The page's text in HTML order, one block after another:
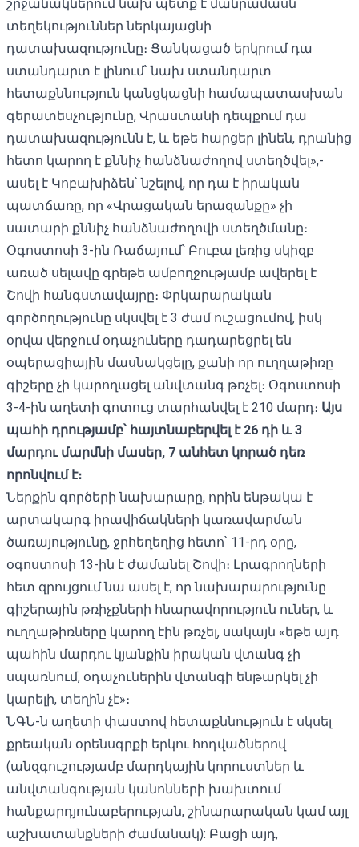
շրջանակներում նախ պետք է մանրամասն
տեղեկություններ ներկայացնի
դատախազությունը։ Ցանկացած երկրում դա
ստանդարտ է լինում՝ նախ ստանդարտ
հետաքննություն կանցկացնի համապատասխան
գերատեսչությունը, Վրաստանի դեպքում դա
դատախազությունն է, և եթե հարցեր լինեն, դրանից
հետո կարող է քննիչ հանձնաժողով ստեղծվել»,-
ասել է Կոբախիձեն՝ նշելով, որ դա է իրական
պատճառը, որ «Վրացական երազանքը» չի
սատարի քննիչ հանձնաժողովի ստեղծմանը։
Օգոստոսի 3-ին Ռաճայում՝ Բուբա լեռից սկիզբ
առած սելավը գրեթե ամբողջությամբ ավերել է
Շովի հանգստավայրը։ Փրկարարական
գործողությունը սկսվել է 3 ժամ ուշացումով, իսկ
օրվա վերջում օդաչուները դադարեցրել են
օպերացիային մասնակցելը, քանի որ ուղղաթիռը
գիշերը չի կարողացել անվտանգ թռչել։ Օգոստոսի
3-4-ին աղետի գոտուց տարհանվել է 210 մարդ։ Այս
պահի դրությամբ՝ հայտնաբերվել է 26 դի և 3
մարդու մարմնի մասեր, 7 անհետ կորած դեռ
որոնվում է։
Ներքին գործերի նախարարը, որին ենթակա է
արտակարգ իրավիճակների կառավարման
ծառայությունը, ջրհեղեղից հետո՝ 11-րդ օրը,
օգոստոսի 13-ին է ժամանել Շովի։ Լրագրողների
հետ զրույցում նա ասել է, որ նախարարությունը
գիշերային թռիչքների հնարավորություն ուներ, և
ուղղաթիռները կարող էին թռչել, սակայն «եթե այդ
պահին մարդու կյանքին իրական վտանգ չի
սպառնում, օդաչուներին վտանգի ենթարկել չի
կարելի, տեղին չէ»։
ՆԳՆ-ն աղետի փաստով հետաքննություն է սկսել
քրեական օրենսգրքի երկու հոդվածներով
(անզգուշությամբ մարդկային կորուստներ և
անվտանգության կանոնների խախտում
հանքարդյունաբերության, շինարարական կամ այլ
աշխատանքների ժամանակ): Բացի այդ,